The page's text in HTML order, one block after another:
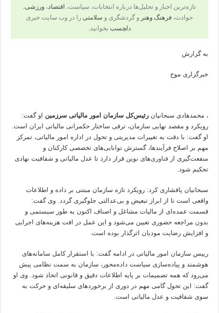
تازه‌ترین اخبار و تحلیل‌ها درباره انتخابات، سیاست، اقتصاد، ورزشی،
حوادث، فرهنگ وهنر و گردشگری و سلامتی را در وب سایت خبری
دلچسب بخوانید.
به گزارش
خبرگزاری موج
، محمدهادی سبحانیانرئیس‌کل سازمان امور مالیاتی سرزمین او گفت:
رویکرد و مقصد نهایی سازمان، ترقی ساختار حکمرانی مالیاتی ایران است.
او گفت: با دقت به تغییرات مدیریتی و تحول در اداره امور مالیاتی، تمرکز
مهم بر اصلاح فرآیندها، گسترش توانایی‌های تخصصی کارکنان و
منفعت‌گیری ازفناوری‌های نوین قرار دارد تا عدل مالیاتی و شفافیت نهادی
تحکیم شود.
سبحانیان پافشاری کرد: رویکرد تازه سازمان مبتنی بر داده و اطلاعات
واقعی است تا از ابراز تبعیض و بی‌عدالتی جلوگیری گردد. وی گفت:
قسمت عمده‌ای از مالیات مشاغل و اصناف اکنون به طور سیستمی و
بدون مراجعه حضوری تعیین می‌شود و این عمل در افت هزینه‌های اجرایی
و افزایش رضایت مودیان اثرگذار بوده است.
رییس سازمان امور مالیاتی در ادامه گفت: با استقرار کامل سامانه‌های
هوشمند و پیاده‌سازی سیاست داده‌محور، سازمان به سمت نظامی پیش
می‌رود که همه تصمیمات بر پایه اطلاعات دقیق و قانونی اتخاذ شود. وی او
گفت: این تحول گامی مهم در دوری از برخوردهای سلیقه‌ای و حرکت به
سوی شفافیت و عدل مالیاتی است.